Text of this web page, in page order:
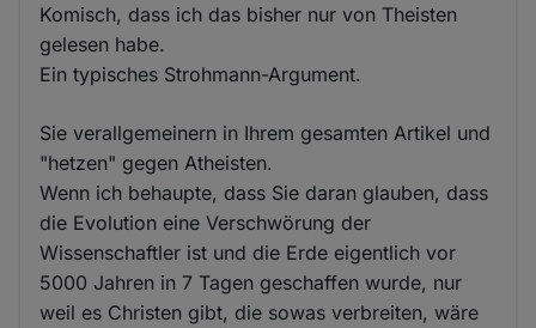
Komisch, dass ich das bisher nur von Theisten
gelesen habe.
Ein typisches Strohmann-Argument.
Sie verallgemeinern in Ihrem gesamten Artikel und
"hetzen" gegen Atheisten.
Wenn ich behaupte, dass Sie daran glauben, dass
die Evolution eine Verschwörung der
Wissenschaftler ist und die Erde eigentlich vor
5000 Jahren in 7 Tagen geschaffen wurde, nur
weil es Christen gibt, die sowas verbreiten, wäre